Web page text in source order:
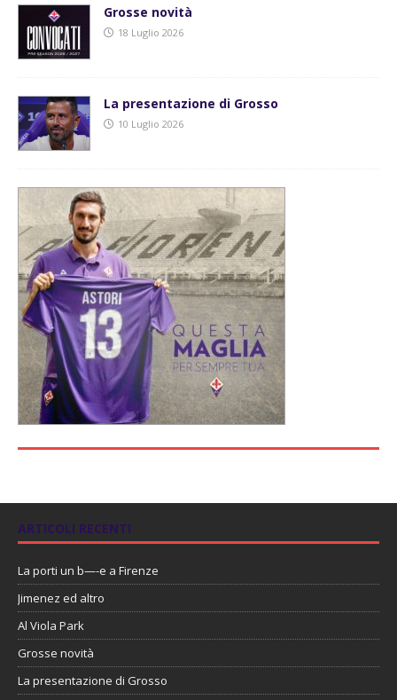
Grosse novità
18 Luglio 2026
La presentazione di Grosso
10 Luglio 2026
ARTICOLI RECENTI
La porti un b—-e a Firenze
Jimenez ed altro
Al Viola Park
Grosse novità
La presentazione di Grosso